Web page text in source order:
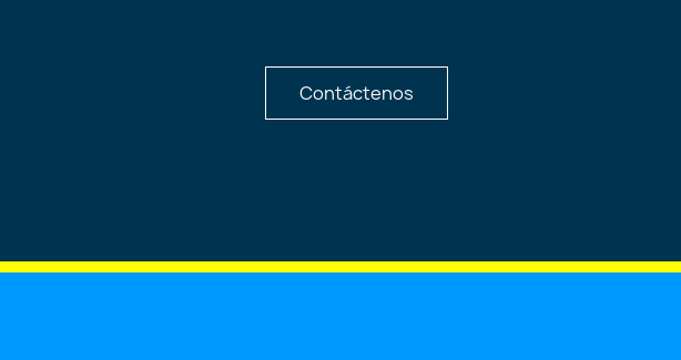
Contáctenos